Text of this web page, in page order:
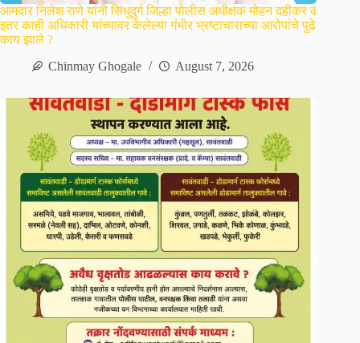
आमदार निलेश राणे यांनी सिंधुदुर्ग जिल्हा पोलीस अधीक्षक मोहन दहीकर व
इतर काही अधिकारी यांच्यावर केलेल्या गंभीर भ्रष्टाचाराच्या आरोपांचे पुढे
काय झाले ?
Chinmay Ghogale
August 7, 2026